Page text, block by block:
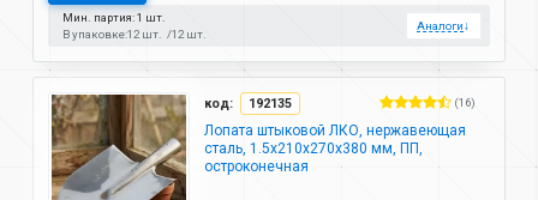
Мин. партия: 1 шт.
В упаковке:12 шт. 12 шт.
Аналоги↓
код: 192135 (16)
Лопата штыковой ЛКО, нержавеющая
сталь, 1.5х210х270х380 мм, ПП,
остроконечная